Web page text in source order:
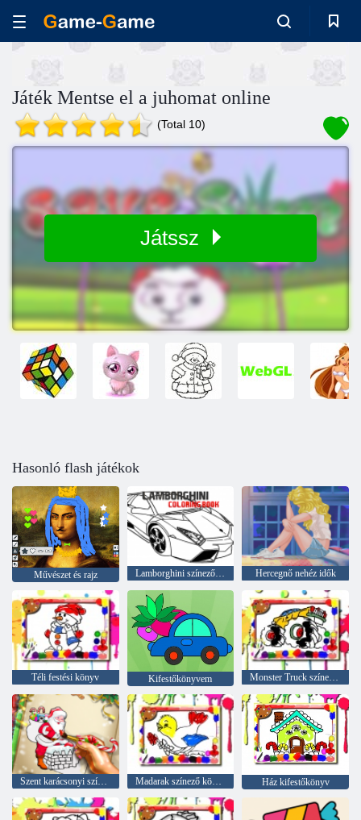
Játék Mentse el a juhomat online
(Total 10)
Játssz
Hasonló flash játékok
Művészet és rajz Lamborghini színező könyv Hercegnő nehéz idők
Téli festési könyv Kifestőkönyvem Monster Truck színező könyv
Szent karácsonyi színezés Madarak színező könyv Ház kifestőkönyv